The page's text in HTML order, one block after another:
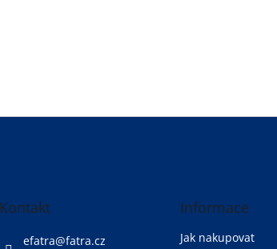
Kontakt
efatra@fatra.cz
Informace
Jak nakupovat